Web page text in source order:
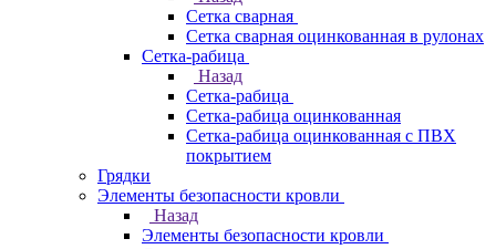
Сетка сварная
Сетка сварная оцинкованная в рулонах
Сетка-рабица
Назад
Сетка-рабица
Сетка-рабица оцинкованная
Сетка-рабица оцинкованная с ПВХ
покрытием
Грядки
Элементы безопасности кровли
Назад
Элементы безопасности кровли